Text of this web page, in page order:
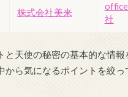
株式会社美来
社
と天使の秘密の基本的な情報
から気になるポイントを絞っ